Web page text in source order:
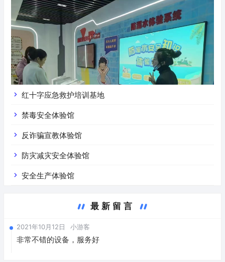
红十字应急救护培训基地
禁毒安全体验馆
反诈骗宣教体验馆
防灾减灾安全体验馆
安全生产体验馆
最新留言
2021年10月12日 小游客
非常不错的设备，服务好